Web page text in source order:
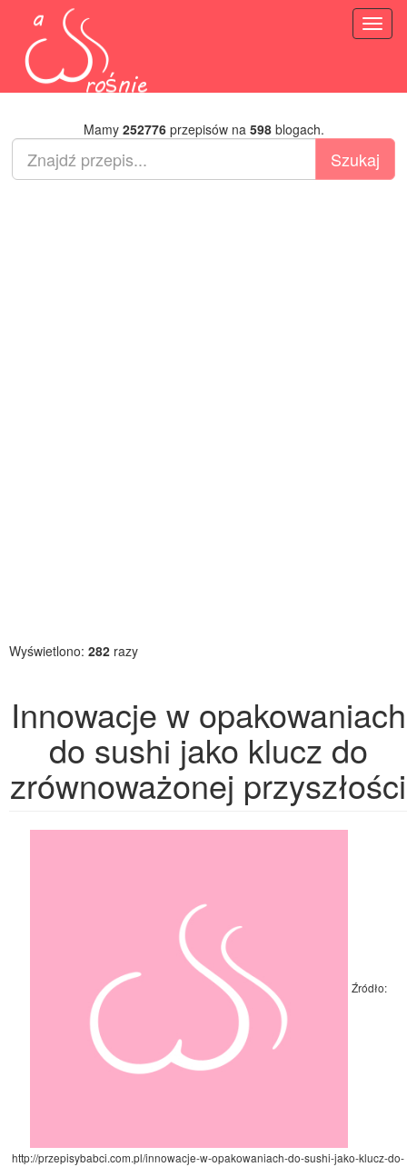
Mamy 252776przepisów na 598blogach.
Wyświetlono: 282 razy
Innowacje w opakowaniach
do sushi jako klucz do
zrównoważonej przyszłości
Źródło:
http://przepisybabci.com.pl/innowacje-w-opakowaniach-do-sushi-jako-klucz-do-